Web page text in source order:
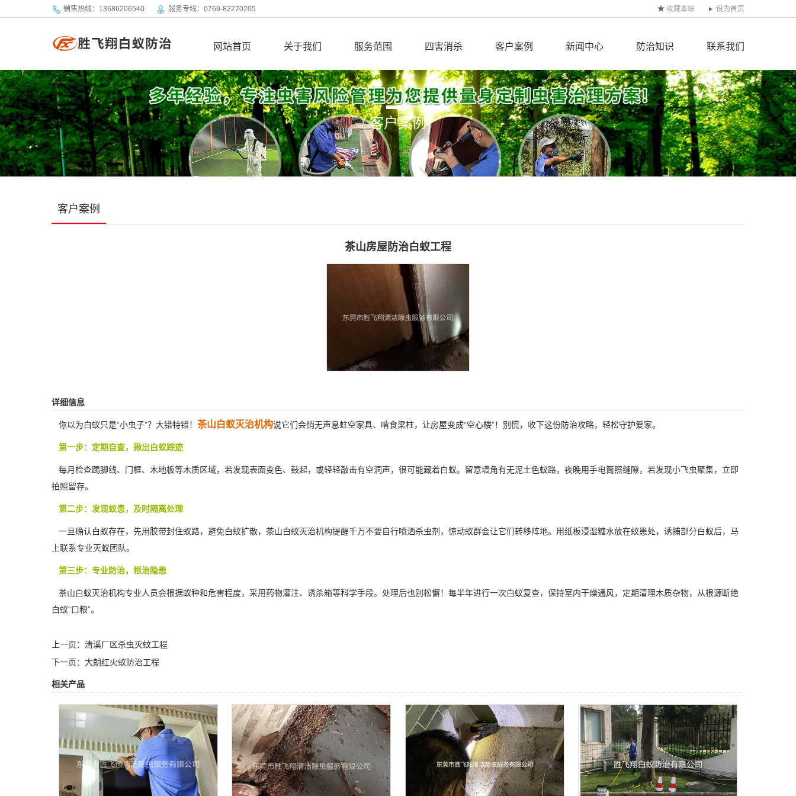
销售热线：13686206540 服务专线：0769-82270205 设为首页
收藏本站
网站首页 关于我们 服务范围 四害消杀 客户案例 新闻中心 防治知识 联系我们
客户案例
客户案例
茶山房屋防治白蚁工程
详细信息
你以为白蚁只是“小虫子”？大错特错！ 茶山白蚁灭治机构说它们会悄无声息蛀空家具、啃食梁柱，让房屋变成“空心楼”！别慌，收下这份防治攻略，轻松守护爱家。
第一步：定期自查，揪出白蚁踪迹
每月检查踢脚线、门框、木地板等木质区域，若发现表面变色、鼓起，或轻轻敲击有空洞声，很可能藏着白蚁。留意墙角有无泥土色蚁路，夜晚用手电筒照缝隙，若发现小飞虫聚集，立即
拍照留存。
第二步：发现蚁患，及时隔离处理
一旦确认白蚁存在，先用胶带封住蚁路，避免白蚁扩散，茶山白蚁灭治机构提醒千万不要自行喷洒杀虫剂 ，惊动蚁群会让它们转移阵地。用纸板浸湿糖水放在蚁患处，诱捕部分白蚁后，马
上联系专业灭蚁团队。
第三步：专业防治，根治隐患
茶山白蚁灭治机构专业人员会根据蚁种和危害程度，采用药物灌注、诱杀箱等科学手段。处理后也别松懈！每半年进行一次白蚁复查，保持室内干燥通风 ，定期清理木质杂物，从根源断绝
白蚁“口粮”。
上一页： 清溪厂区杀虫灭蚊工程
下一页： 大朗红火蚁防治工程
相关产品